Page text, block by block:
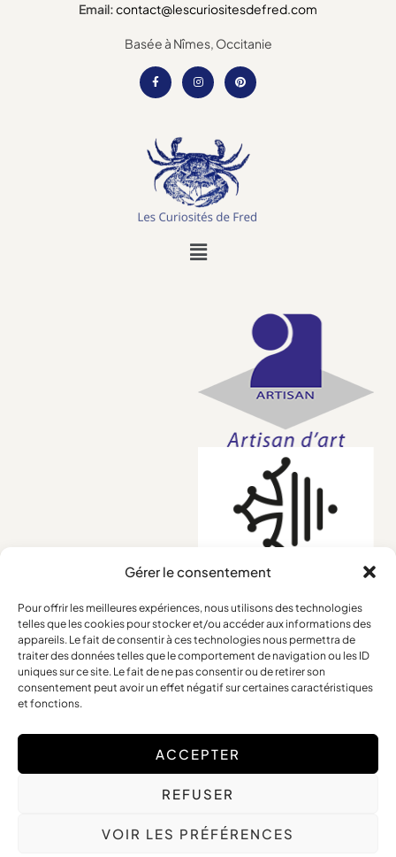
Gérer le consentement
Pour offrir les meilleures expériences, nous utilisons des technologies
telles que les cookies pour stocker et/ou accéder aux informations des
appareils. Le fait de consentir à ces technologies nous permettra de
traiter des données telles que le comportement de navigation ou les ID
uniques sur ce site. Le fait de ne pas consentir ou de retirer son
consentement peut avoir un effet négatif sur certaines caractéristiques
et fonctions.
ACCEPTER
REFUSER
VOIR LES PRÉFÉRENCES
Email:contact@lescuriositesdefred.com
Basée à Nîmes, Occitanie
Conditions générales
Mentions légales
Retours et remboursements
Copyright © 2025 Frédérique Petit – Tous Droits Réservés